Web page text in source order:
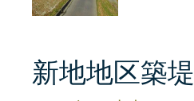
新地地区築堤